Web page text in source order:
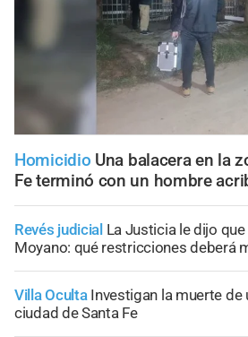
Homicidio Una balacera en la
Fe terminó con un hombre
Revés judicial La Justicia le dijo
Moyano: qué restricciones deberá
Villa Oculta Investigan la muerte de
ciudad de Santa Fe